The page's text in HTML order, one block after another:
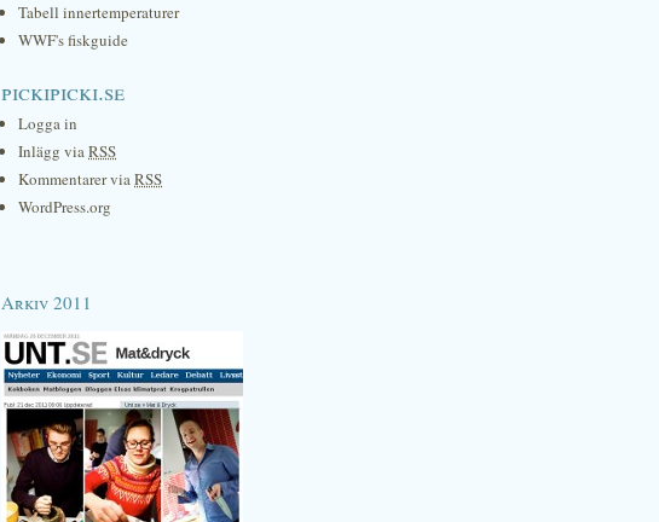
Tabell innertemperaturer
WWF's fiskguide
pickipicki.se
Logga in
Inlägg viaRSS
Kommentarer viaRSS
WordPress.org
Arkiv 2011